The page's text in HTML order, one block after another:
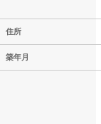
住所
築年月